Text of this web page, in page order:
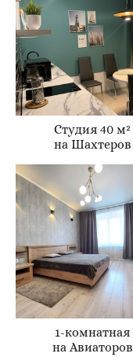
Студия 40 м²
на Шахтеров
1-комнатная
на Авиаторов